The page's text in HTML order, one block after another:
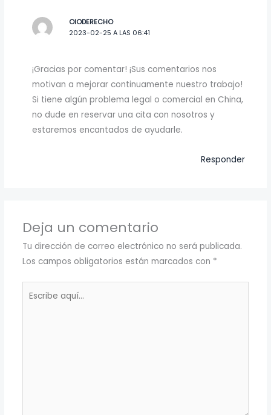
OIODERECHO
2023-02-25 A LAS 06:41
¡Gracias por comentar! ¡Sus comentarios nos
motivan a mejorar continuamente nuestro trabajo!
Si tiene algún problema legal o comercial en China,
no dude en reservar una cita con nosotros y
estaremos encantados de ayudarle.
Responder
Deja un comentario
Tu dirección de correo electrónico no será publicada.
Los campos obligatorios están marcados con *